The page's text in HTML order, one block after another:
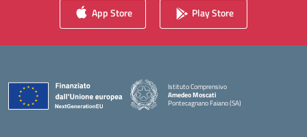
App Store Play Store
Istituto Comprensivo
Amedeo Moscati
Pontecagnano Faiano (SA)
— Visita la pagina iniziale della scuola